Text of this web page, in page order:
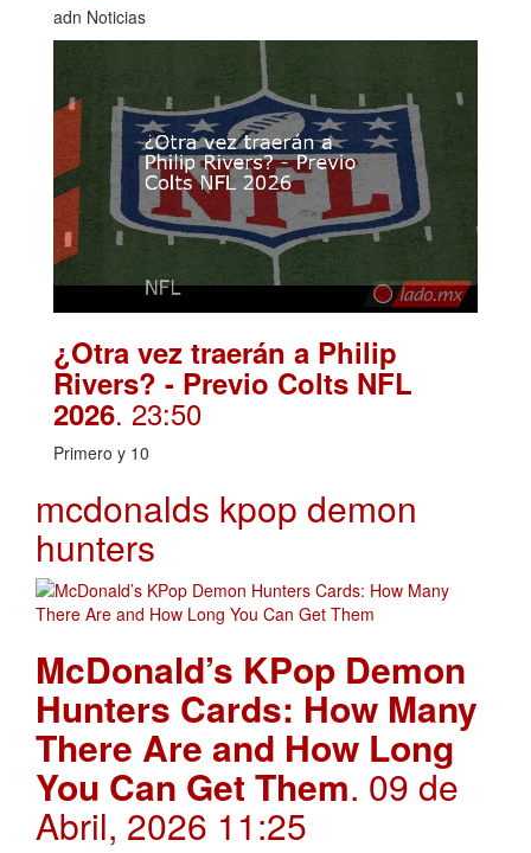
adn Noticias
¿Otra vez traerán a Philip
Rivers? - Previo Colts NFL
2026. 23:50
Primero y 10
mcdonalds kpop demon
hunters
McDonald’s KPop Demon
Hunters Cards: How Many
There Are and How Long
You Can Get Them. 09 de
Abril, 2026 11:25